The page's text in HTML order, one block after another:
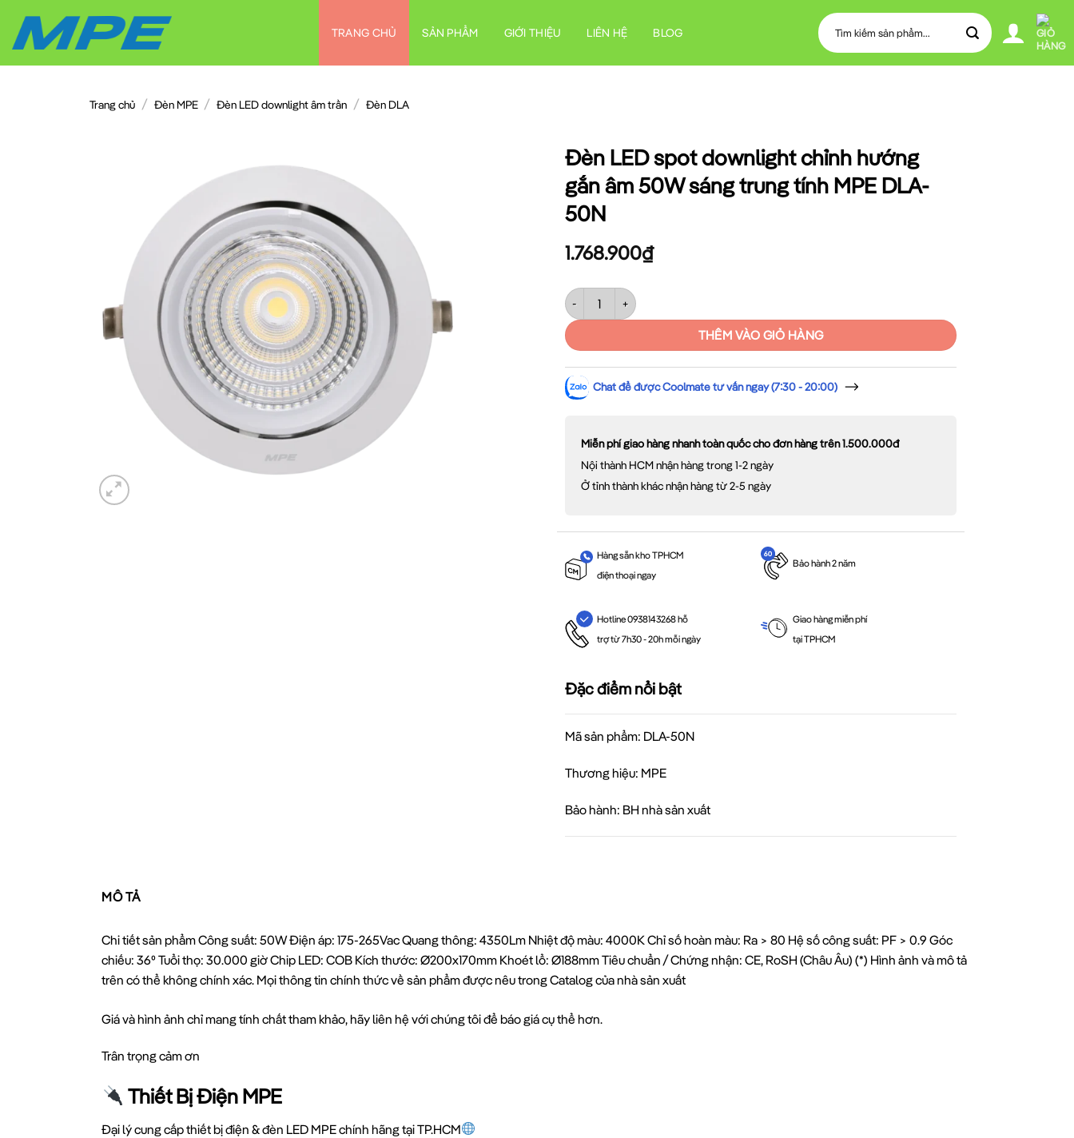
đến
nội
dung
TRANG CHỦ SẢN PHẨM GIỚI THIỆU LIÊN HỆ BLOG
Tìm
kiếm:
Trang chủ / Đèn MPE / Đèn LED downlight âm trần / Đèn DLA
Đèn LED spot downlight chỉnh hướng
gắn âm 50W sáng trung tính MPE DLA-
50N
1.768.900₫
Đèn LED spot downlight chỉnh hướng gắn âm 50W sáng trung tính MPE DLA-50N số lượng
THÊM VÀO GIỎ HÀNG
Chat để được Coolmate tư vấn ngay (7:30 - 20:00)
Miễn phí giao hàng nhanh toàn quốc cho đơn hàng trên 1.500.000đ
Nội thành HCM nhận hàng trong 1-2 ngày
Ở tỉnh thành khác nhận hàng từ 2-5 ngày
Hàng sẵn kho TPHCM
điện thoại ngay
Bảo hành 2 năm
Hotline 0938143268 hỗ
trợ từ 7h30 - 20h mỗi ngày
Giao hàng miễn phí
tại TPHCM
Đặc điểm nổi bật
Mã sản phẩm: DLA-50N
Thương hiệu: MPE
Bảo hành: BH nhà sản xuất
MÔ TẢ
Chi tiết sản phẩm Công suất: 50W Điện áp: 175-265Vac Quang thông: 4350Lm Nhiệt độ màu: 4000K Chỉ số hoàn màu: Ra > 80 Hệ số công suất: PF > 0.9 Góc
chiếu: 36⁰ Tuổi thọ: 30.000 giờ Chip LED: COB Kích thước: Ø200x170mm Khoét lổ: Ø188mm Tiêu chuẩn / Chứng nhận: CE, RoSH (Châu Âu) (*) Hình ảnh và mô tả
trên có thể không chính xác. Mọi thông tin chính thức về sản phẩm được nêu trong Catalog của nhà sản xuất
Giá và hình ảnh chỉ mang tính chất tham khảo, hãy liên hệ với chúng tôi để báo giá cụ thể hơn.
Trân trọng cảm ơn
Thiết Bị Điện MPE
Đại lý cung cấp thiết bị điện & đèn LED MPE chính hãng tại TP.HCM